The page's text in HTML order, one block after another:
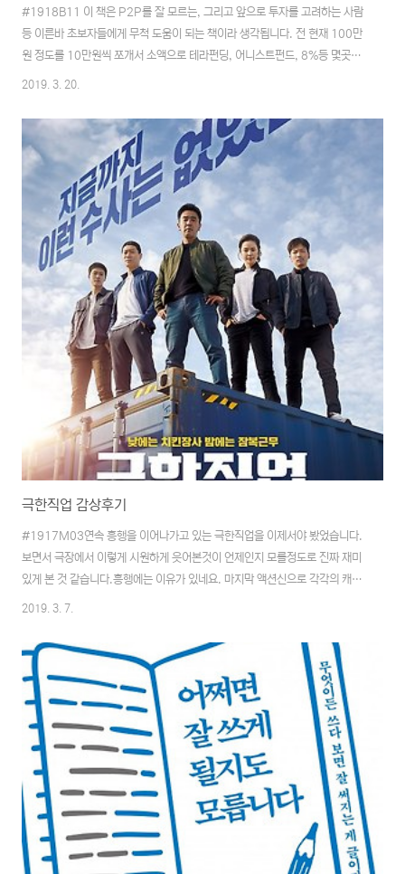
#1918B11 이 책은 P2P를 잘 모르는, 그리고 앞으로 투자를 고려하는 사람
등 이른바 초보자들에게 무척 도움이 되는 책이라 생각됩니다. 전 현재 100만
원 정도를 10만원씩 쪼개서 소액으로 테라펀딩, 어니스트펀드, 8%등 몇곳을
통해 투자 연습을 해보고 있습니다. 덕분에 요새 무척 신경이 쓰이는 분야라 정
인 만큼, 운이 좋아 지금까지 연체는 경험해 봤지만 원금을 회수하지 못한 경우
는 없었습니다. 규모를 좀 더 키워보고 싶다는 생각은 하면서도 제대로 모르고
있다는 불안감은 버리지 못하겠더군요. 대체로 P2P를 활용한 투자방식이 뭔
지는 대충 개념상 이해하고 있는 수준으로 정확한 수익구조에 대해서는 잘 모
르는 만큼 이 책은 이러한 ..
2019. 3. 20.
극한직업 감상후기
#1917M03연속 흥행을 이어나가고 있는 극한직업을 이제서야 봤었습니다.
보면서 극장에서 이렇게 시원하게 웃어본것이 언제인지 모를정도로 진짜 재미
있게 본 것 같습니다.흥행에는 이유가 있네요. 마지막 액션신으로 각각의 캐릭
터를 짧게나마 각각 집중시킨 부분도 좋았다고 생각합니다.뭔가 스토리적인 전
만 기억에 남아있지 않은 걸 보면 전체적으로 봤을 땐 크게 신경쓰이지 않는 부
분이었던 것 같습니다.
2019. 3. 7.